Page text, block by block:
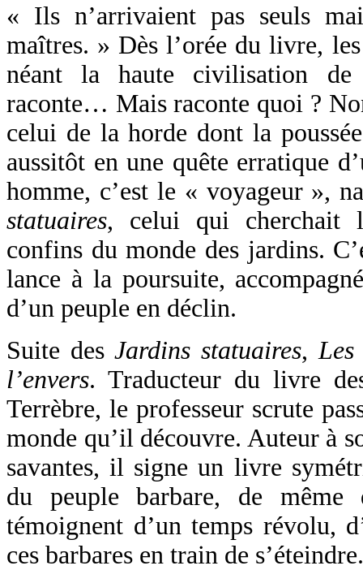
« Ils n’arrivaient pas seuls
maîtres. » Dès l’orée du livre,
néant la haute civilisation de
raconte… Mais raconte quoi ?
celui de la horde dont la
aussitôt en une quête erratique
homme, c’est le « voyageur »,
statuaires, celui qui cherchait
confins du monde des jardins.
lance à la poursuite,
d’un peuple en déclin.
Suite desJardins statuaires,
l’envers. Traducteur du livre
Terrèbre, le professeur scrute
monde qu’il découvre. Auteur à
savantes, il signe un livre
du peuple barbare, de
témoignent d’un temps révolu,
ces barbares en train de s’éteindre.